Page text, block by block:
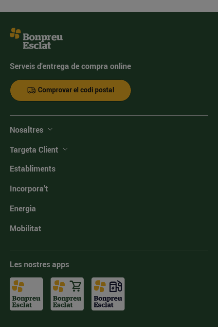
Serveis d'entrega de compra online
Comprovar el codi postal
Nosaltres
Targeta Client
Establiments
Incorpora't
Energia
Mobilitat
Les nostres apps